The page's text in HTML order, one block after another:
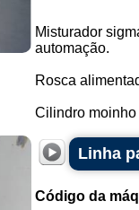
Misturador
automação.
Rosca
Cilindro moinho
Linha
Código da